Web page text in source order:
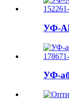
УФ-
УФ-